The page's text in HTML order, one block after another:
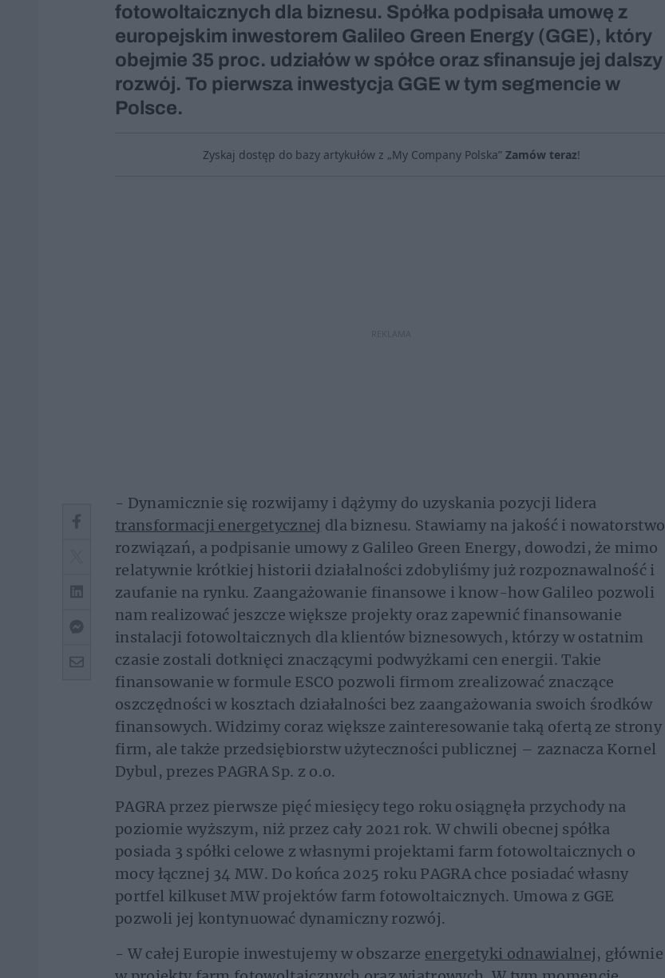
fotowoltaicznych dla biznesu. Spółka podpisała umowę z
europejskim inwestorem Galileo Green Energy (GGE), który
obejmie 35 proc. udziałów w spółce oraz sfinansuje jej dalszy
rozwój. To pierwsza inwestycja GGE w tym segmencie w
Polsce.
Zyskaj dostęp do bazy artykułów z „My Company Polska” Zamów teraz!
REKLAMA
- Dynamicznie się rozwijamy i dążymy do uzyskania pozycji lidera
transformacji energetycznej dla biznesu. Stawiamy na jakość i nowatorstwo
rozwiązań, a podpisanie umowy z Galileo Green Energy, dowodzi, że mimo
relatywnie krótkiej historii działalności zdobyliśmy już rozpoznawalność i
zaufanie na rynku. Zaangażowanie finansowe i know-how Galileo pozwoli
nam realizować jeszcze większe projekty oraz zapewnić finansowanie
instalacji fotowoltaicznych dla klientów biznesowych, którzy w ostatnim
czasie zostali dotknięci znaczącymi podwyżkami cen energii. Takie
finansowanie w formule ESCO pozwoli firmom zrealizować znaczące
oszczędności w kosztach działalności bez zaangażowania swoich środków
finansowych. Widzimy coraz większe zainteresowanie taką ofertą ze strony
firm, ale także przedsiębiorstw użyteczności publicznej – zaznacza Kornel
Dybul, prezes PAGRA Sp. z o.o.
PAGRA przez pierwsze pięć miesięcy tego roku osiągnęła przychody na
poziomie wyższym, niż przez cały 2021 rok. W chwili obecnej spółka
posiada 3 spółki celowe z własnymi projektami farm fotowoltaicznych o
mocy łącznej 34 MW. Do końca 2025 roku PAGRA chce posiadać własny
portfel kilkuset MW projektów farm fotowoltaicznych. Umowa z GGE
pozwoli jej kontynuować dynamiczny rozwój.
- W całej Europie inwestujemy w obszarze energetyki odnawialnej, głównie